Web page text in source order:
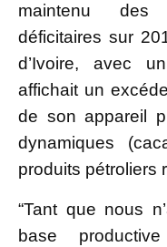
maintenu des
déficitaires sur
d’Ivoire, avec
affichait un
de son appareil
dynamiques
produits pétroliers
“Tant que nous
base